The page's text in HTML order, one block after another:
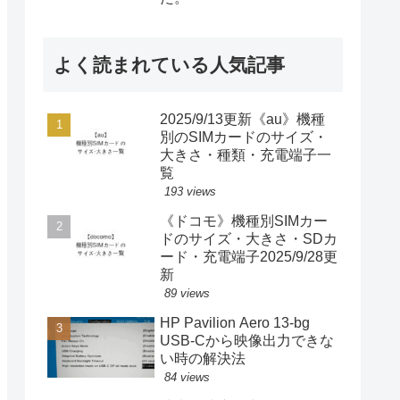
よく読まれている人気記事
2025/9/13更新《au》機種
別のSIMカードのサイズ・
大きさ・種類・充電端子一
覧
193 views
《ドコモ》機種別SIMカー
ドのサイズ・大きさ・SDカ
ード・充電端子2025/9/28更
新
89 views
HP Pavilion Aero 13-bg
USB-Cから映像出力できな
い時の解決法
84 views